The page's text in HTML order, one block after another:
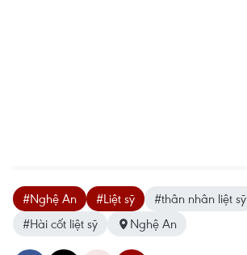
#Nghệ An #Liệt sỹ #thân nhân liệt sỹ
#Hài cốt liệt sỹ
Nghệ An